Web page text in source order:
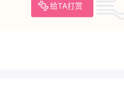
给TA打赏